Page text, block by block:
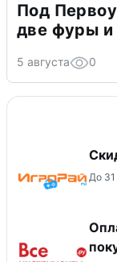
Под
две фуры и
5 августа 0
До 31